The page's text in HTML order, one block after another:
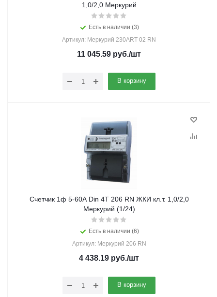
1,0/2,0 Меркурий
Есть в наличии (3)
Артикул: Меркурий 230ART-02 RN
11 045.59 руб./шт
В корзину
Счетчик 1ф 5-60А Din 4Т 206 RN ЖКИ кл.т. 1,0/2,0
Меркурий (1/24)
Есть в наличии (6)
Артикул: Меркурий 206 RN
4 438.19 руб./шт
В корзину